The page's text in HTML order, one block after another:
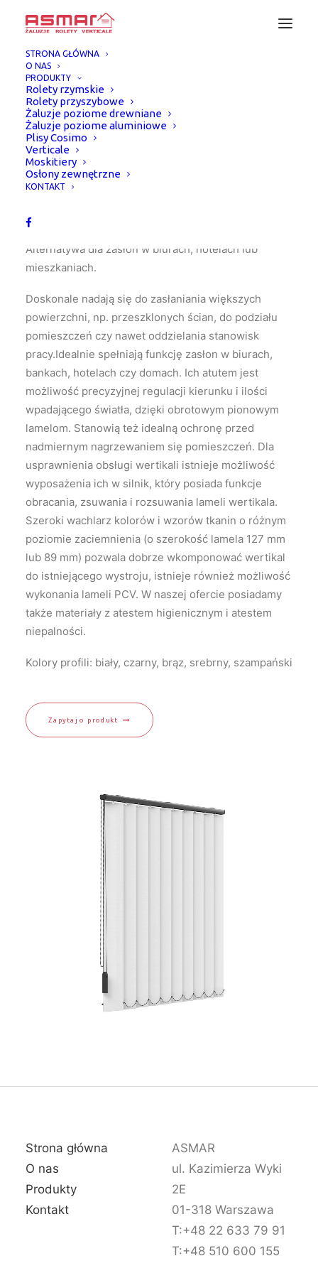
STRONA GŁÓWNA
O NAS
PRODUKTY
Rolety rzymskie
Rolety przyszybowe
Żaluzje poziome drewniane
Żaluzje poziome aluminiowe
Plisy Cosimo
Verticale
Moskitiery
Osłony zewnętrzne
KONTAKT
Strona Główna
Wertikale Evouge
Alternatywa dla zasłon w biurach, hotelach lub
mieszkaniach.
Doskonale nadają się do zasłaniania większych
powierzchni, np. przeszklonych ścian, do podziału
pomieszczeń czy nawet oddzielania stanowisk
pracy.Idealnie spełniają funkcję zasłon w biurach,
bankach, hotelach czy domach. Ich atutem jest
możliwość precyzyjnej regulacji kierunku i ilości
wpadającego światła, dzięki obrotowym pionowym
lamelom. Stanowią też idealną ochronę przed
nadmiernym nagrzewaniem się pomieszczeń. Dla
usprawnienia obsługi wertikali istnieje możliwość
wyposażenia ich w silnik, który posiada funkcje
obracania, zsuwania i rozsuwania lameli wertikala.
Szeroki wachlarz kolorów i wzorów tkanin o różnym
poziomie zaciemnienia (o szerokość lamela 127 mm
lub 89 mm) pozwala dobrze wkomponować wertikal
do istniejącego wystroju, istnieje również możliwość
wykonania lameli PCV. W naszej ofercie posiadamy
także materiały z atestem higienicznym i atestem
niepalności.
Kolory profili: biały, czarny, brąz, srebrny, szampański
Zapytaj o produkt
Strona główna
O nas
Produkty
Kontakt
ASMAR
ul. Kazimierza Wyki
2E
01-318 Warszawa
T:+48 22 633 79 91
T:+48 510 600 155